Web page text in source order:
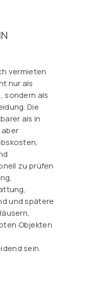
vermieten
nur als
sondern als
Die
als in
zu prüfen
und spätere
Objekten
sein.